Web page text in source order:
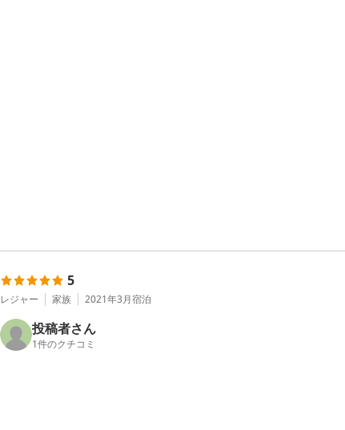
5
レジャー 家族 2021年3月宿泊
投稿者さん
1件のクチコミ